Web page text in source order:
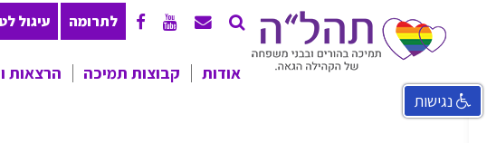
לתרומה עיגול
אודות
קבוצות תמיכה
הרצאות
נגישות